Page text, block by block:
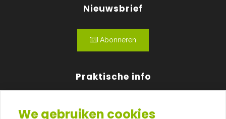
Nieuwsbrief
Abonneren
Praktische info
We gebruiken cookies